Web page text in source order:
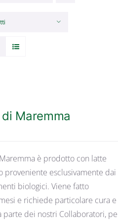
Maremma
è prodotto con latte
proveniente esclusivamente dai
biologici. Viene fatto
e richiede particolare cura e
parte dei nostri Collaboratori,